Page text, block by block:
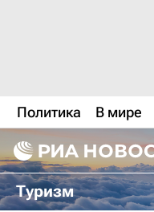
Политика В мире
Туризм